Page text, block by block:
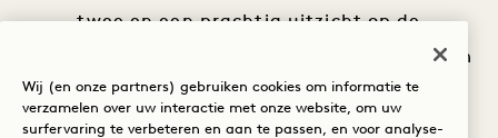
twee en een prachtig uitzicht op de
Atlantische Oceaan, is dit de perfecte plek om
uw zintuigen te prikkelen.
Wij (en onze partners) gebruiken cookies om informatie te
verzamelen over uw interactie met onze website, om uw
surfervaring te verbeteren en aan te passen, en voor analyse-